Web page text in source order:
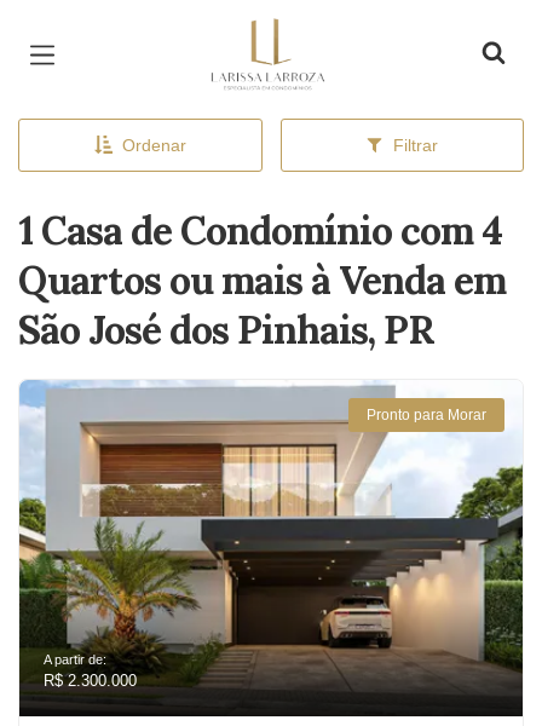
Ordenar Filtrar
1 Casa de Condomínio com 4
Quartos ou mais à Venda em
São José dos Pinhais, PR
Pronto para Morar
A partir de:
R$ 2.300.000